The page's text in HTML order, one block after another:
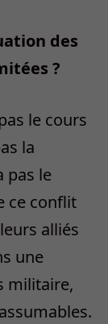
des
?
le cours
la
pas le
ce conflit
alliés
une
militaire,